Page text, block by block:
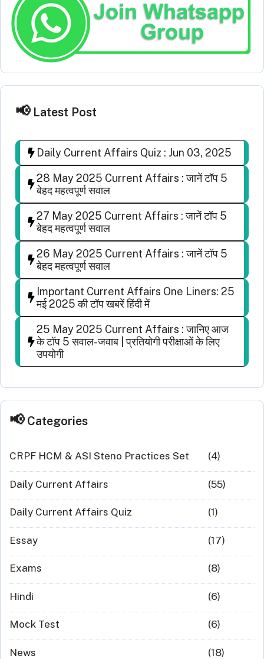
Latest Post
Daily Current Affairs Quiz : Jun 03, 2025
28 May 2025 Current Affairs : जानें टॉप 5
बेहद महत्वपूर्ण सवाल
27 May 2025 Current Affairs : जानें टॉप 5
बेहद महत्वपूर्ण सवाल
26 May 2025 Current Affairs : जानें टॉप 5
बेहद महत्वपूर्ण सवाल
Important Current Affairs One Liners: 25
मई 2025 की टॉप खबरें हिंदी में
25 May 2025 Current Affairs : जानिए आज
के टॉप 5 सवाल-जवाब | प्रतियोगी परीक्षाओं के लिए
उपयोगी
Categories
CRPF HCM & ASI Steno Practices Set (4)
Daily Current Affairs (55)
Daily Current Affairs Quiz (1)
Essay (17)
Exams (8)
Hindi (6)
Mock Test (6)
News (18)